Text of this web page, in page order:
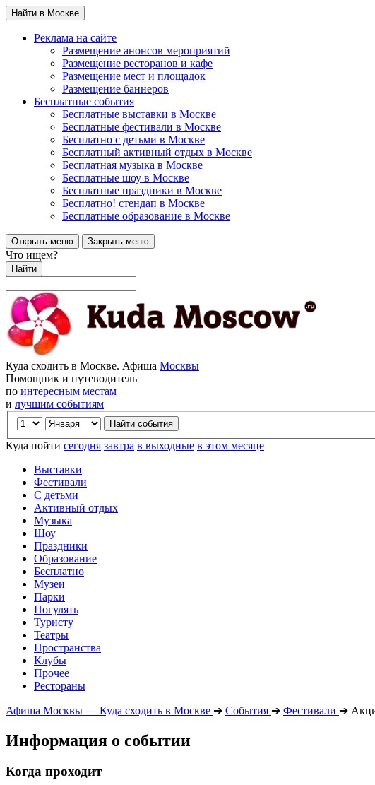
Найти в Москве
Реклама на сайте
Размещение анонсов мероприятий
Размещение ресторанов и кафе
Размещение мест и площадок
Размещение баннеров
Бесплатные события
Бесплатные выставки в Москве
Бесплатные фестивали в Москве
Бесплатно с детьми в Москве
Бесплатный активный отдых в Москве
Бесплатная музыка в Москве
Бесплатные шоу в Москве
Бесплатные праздники в Москве
Бесплатно! стендап в Москве
Бесплатные образование в Москве
Открыть меню Закрыть меню
Что ищем?
Найти
Куда сходить в Москве. Афиша Москвы
Помощник и путеводитель
по интересным местам
и лучшим событиям
Куда пойти сегодня завтра в выходные в этом месяце
Выставки
Фестивали
С детьми
Активный отдых
Музыка
Шоу
Праздники
Образование
Бесплатно
Музеи
Парки
Погулять
Туристу
Театры
Пространства
Клубы
Прочее
Рестораны
Афиша Москвы — Куда сходить в Москве ➔ События ➔ Фестивали ➔
Информация о событии
Когда проходит